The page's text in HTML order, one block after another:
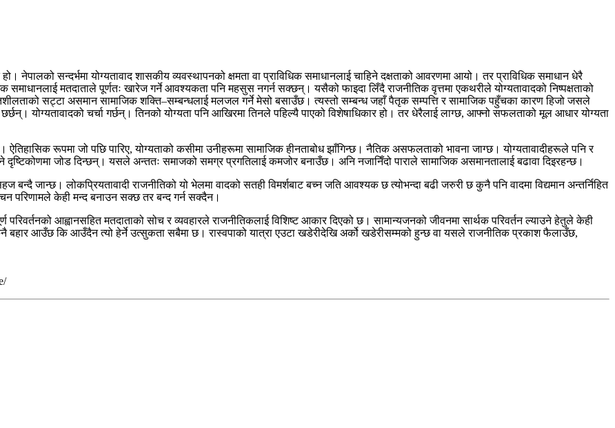
नेपालको सन्दर्भमा योग्यतावाद शासकीय व्यवस्थापनको क्षमता वा प्राविधिक समाधानलाई चाहिने दक्षताको आवरणमा आयो। तर प्राविधिक समाधान धेरै
समाधानलाई मतदाताले पूर्णतः खारेज गर्ने आवश्यकता पनि महसुस नगर्न सक्छन्। यसैको फाइदा लिँदै राजनीतिक वृत्तमा एकथरीले योग्यतावादको निष्पक्षताको
सट्टा असमान सामाजिक शक्ति–सम्बन्धलाई मलजल गर्ने मेसो बसाउँछ। त्यस्तो सम्बन्ध जहाँ पैतृक सम्पत्ति र सामाजिक पहुँचका कारण हिजो जसले
योग्यतावादको चर्चा गर्छन्। तिनको योग्यता पनि आखिरमा तिनले पहिल्यै पाएको विशेषाधिकार हो। तर धेरैलाई लाग्छ, आफ्नो सफलताको मूल आधार योग्यता
ऐतिहासिक रूपमा जो पछि पारिए, योग्यताको कसीमा उनीहरूमा सामाजिक हीनताबोध झाँगिन्छ। नैतिक असफलताको भावना जाग्छ। योग्यतावादीहरूले पनि र
जोड दिन्छन्। यसले अन्ततः समाजको समग्र प्रगतिलाई कमजोर बनाउँछ। अनि नजानिँदो पाराले सामाजिक असमानतालाई बढावा दिइरहन्छ।
जान्छ। लोकप्रियतावादी राजनीतिको यो भेलमा वादको सतही विमर्शबाट बच्न जति आवश्यक छ त्योभन्दा बढी जरुरी छ कुनै पनि वादमा विद्यमान अन्तर्निहित
परिणामले केही मन्द बनाउन सक्छ तर बन्द गर्न सक्दैन।
परिवर्तनको आह्वानसहित मतदाताको सोच र व्यवहारले राजनीतिकलाई विशिष्ट आकार दिएको छ। सामान्यजनको जीवनमा सार्थक परिवर्तन ल्याउने हेतुले केही
बहार आउँछ कि आउँदैन त्यो हेर्ने उत्सुकता सबैमा छ। रास्वपाको यात्रा एउटा खडेरीदेखि अर्को खडेरीसम्मको हुन्छ वा यसले राजनीतिक प्रकाश फैलाउँछ,